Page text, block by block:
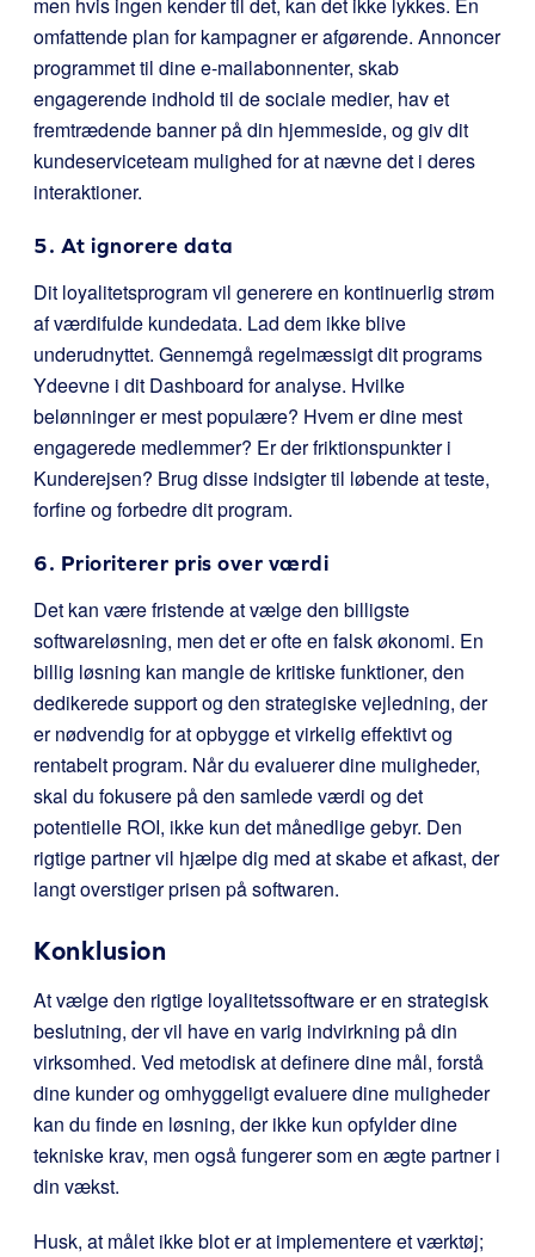
men hvis ingen kender til det, kan det ikke lykkes. En
omfattende plan for kampagner er afgørende. Annoncer
programmet til dine e-mailabonnenter, skab
engagerende indhold til de sociale medier, hav et
fremtrædende banner på din hjemmeside, og giv dit
kundeserviceteam mulighed for at nævne det i deres
interaktioner.
5. At ignorere data
Dit loyalitetsprogram vil generere en kontinuerlig strøm
af værdifulde kundedata. Lad dem ikke blive
underudnyttet. Gennemgå regelmæssigt dit programs
Ydeevne i dit Dashboard for analyse. Hvilke
belønninger er mest populære? Hvem er dine mest
engagerede medlemmer? Er der friktionspunkter i
Kunderejsen? Brug disse indsigter til løbende at teste,
forfine og forbedre dit program.
6. Prioriterer pris over værdi
Det kan være fristende at vælge den billigste
softwareløsning, men det er ofte en falsk økonomi. En
billig løsning kan mangle de kritiske funktioner, den
dedikerede support og den strategiske vejledning, der
er nødvendig for at opbygge et virkelig effektivt og
rentabelt program. Når du evaluerer dine muligheder,
skal du fokusere på den samlede værdi og det
potentielle ROI, ikke kun det månedlige gebyr. Den
rigtige partner vil hjælpe dig med at skabe et afkast, der
langt overstiger prisen på softwaren.
Konklusion
At vælge den rigtige loyalitetssoftware er en strategisk
beslutning, der vil have en varig indvirkning på din
virksomhed. Ved metodisk at definere dine mål, forstå
dine kunder og omhyggeligt evaluere dine muligheder
kan du finde en løsning, der ikke kun opfylder dine
tekniske krav, men også fungerer som en ægte partner i
din vækst.
Husk, at målet ikke blot er at implementere et værktøj;